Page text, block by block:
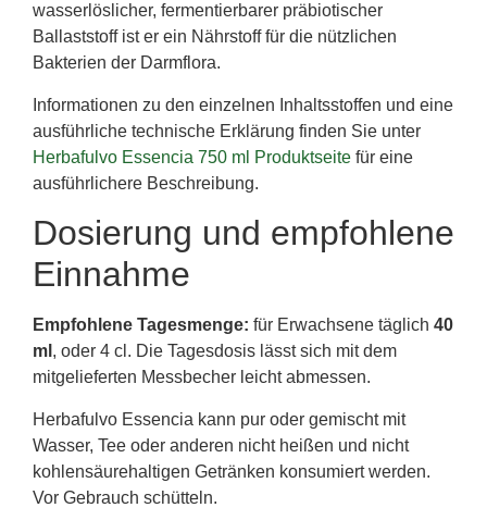
wasserlöslicher, fermentierbarer präbiotischer
Ballaststoff ist er ein Nährstoff für die nützlichen
Bakterien der Darmflora.
Informationen zu den einzelnen Inhaltsstoffen und eine
ausführliche technische Erklärung finden Sie unter
Herbafulvo Essencia 750 ml Produktseite für eine
ausführlichere Beschreibung.
Dosierung und empfohlene
Einnahme
Empfohlene Tagesmenge: für Erwachsene täglich 40
ml , oder 4 cl. Die Tagesdosis lässt sich mit dem
mitgelieferten Messbecher leicht abmessen.
Herbafulvo Essencia kann pur oder gemischt mit
Wasser, Tee oder anderen nicht heißen und nicht
kohlensäurehaltigen Getränken konsumiert werden.
Vor Gebrauch schütteln.